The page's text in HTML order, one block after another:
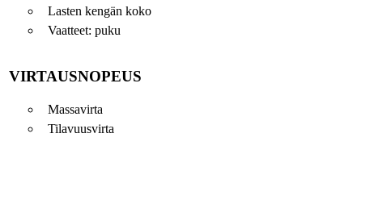
Lasten kengän koko
Vaatteet: puku
VIRTAUSNOPEUS
Massavirta
Tilavuusvirta